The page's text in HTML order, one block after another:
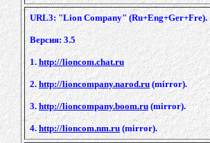
URL3: "Lion Company" (Ru+Eng+Ger+Fre).
Версия: 3.5
1.http://lioncom.chat.ru
2.http://lioncompany.narod.ru(mirror).
3.http://lioncompany.boom.ru(mirror).
4.http://lioncom.nm.ru(mirror).